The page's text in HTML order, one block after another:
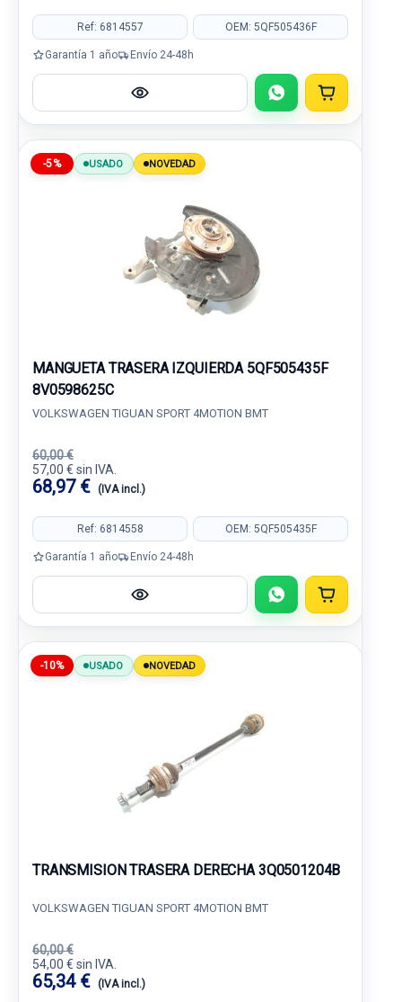
Ref: 6814557 OEM: 5QF505436F
Garantía 1 año Envío 24-48h
-5% USADO NOVEDAD
MANGUETA TRASERA IZQUIERDA 5QF505435F
8V0598625C
VOLKSWAGEN TIGUAN SPORT 4MOTION BMT
60,00 €
57,00 € sin IVA.
68,97 € (IVA incl.)
Ref: 6814558 OEM: 5QF505435F
Garantía 1 año Envío 24-48h
-10% USADO NOVEDAD
TRANSMISION TRASERA DERECHA 3Q0501204B
VOLKSWAGEN TIGUAN SPORT 4MOTION BMT
60,00 €
54,00 € sin IVA.
65,34 € (IVA incl.)